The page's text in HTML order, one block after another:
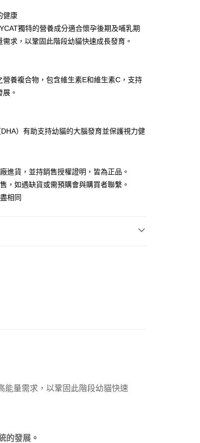
含以上)免運費
含以上)免運費
含以上)免運費
健康
獨特的營養成分適合懷孕後期及哺乳期
求，以鞏固此階段幼貓快速成長發育。
營養複合物，包含維生素E和維生素C，支持
。
）有助支持幼貓的大腦發育並保護視力健
進貨，並持銷售授權證明，皆為正品。
，如遇缺貨或需預購會與購買者聯繫。
相同
能量需求，以鞏固此階段幼貓快速
的發展。